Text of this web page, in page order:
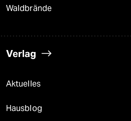
Waldbrände
Verlag
Aktuelles
Hausblog